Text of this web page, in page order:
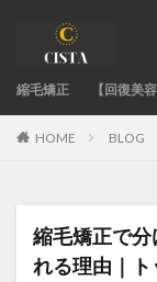
縮毛矯正 【回復美容
HOME BLOG
縮毛矯正で
れる理由｜
タグ
acid-heat-
chemical-